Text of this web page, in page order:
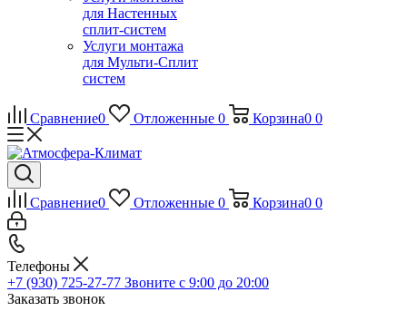
для Настенных
сплит-систем
Услуги монтажа
для Мульти-Сплит
систем
Сравнение0 Отложенные 0 Корзина0 0
Сравнение0 Отложенные 0 Корзина0 0
Телефоны
+7 (930) 725-27-77 Звоните с 9:00 до 20:00
Заказать звонок